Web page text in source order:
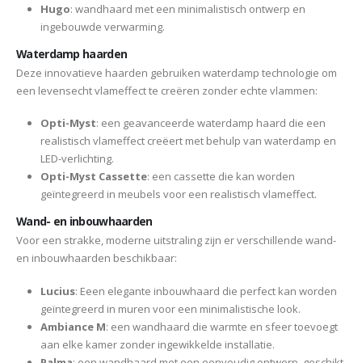
Hugo: wandhaard met een minimalistisch ontwerp en
ingebouwde verwarming.
Waterdamp haarden
Deze innovatieve haarden gebruiken waterdamp technologie om
een levensecht vlameffect te creëren zonder echte vlammen:
Opti-Myst: een geavanceerde waterdamp haard die een
realistisch vlameffect creëert met behulp van waterdamp en
LED-verlichting.
Opti-Myst Cassette: een cassette die kan worden
geïntegreerd in meubels voor een realistisch vlameffect.
Wand- en inbouwhaarden
Voor een strakke, moderne uitstraling zijn er verschillende wand-
en inbouwhaarden beschikbaar:
Lucius: Eeen elegante inbouwhaard die perfect kan worden
geïntegreerd in muren voor een minimalistische look.
Ambiance M: een wandhaard die warmte en sfeer toevoegt
aan elke kamer zonder ingewikkelde installatie.